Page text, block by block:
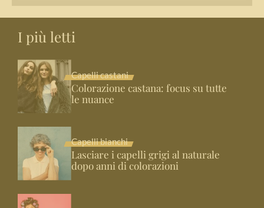
I più letti
Capelli castani
Colorazione castana: focus su tutte
le nuance
Capelli bianchi
Lasciare i capelli grigi al naturale
dopo anni di colorazioni